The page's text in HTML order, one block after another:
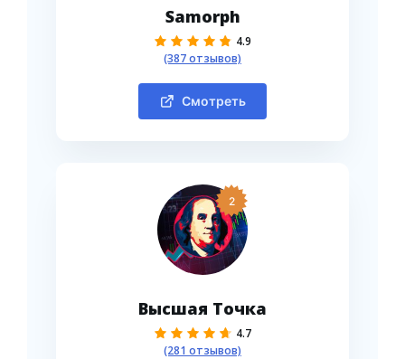
Samorph
4.9
(387 отзывов)
Смотреть
2
Высшая Точка
4.7
(281 отзывов)